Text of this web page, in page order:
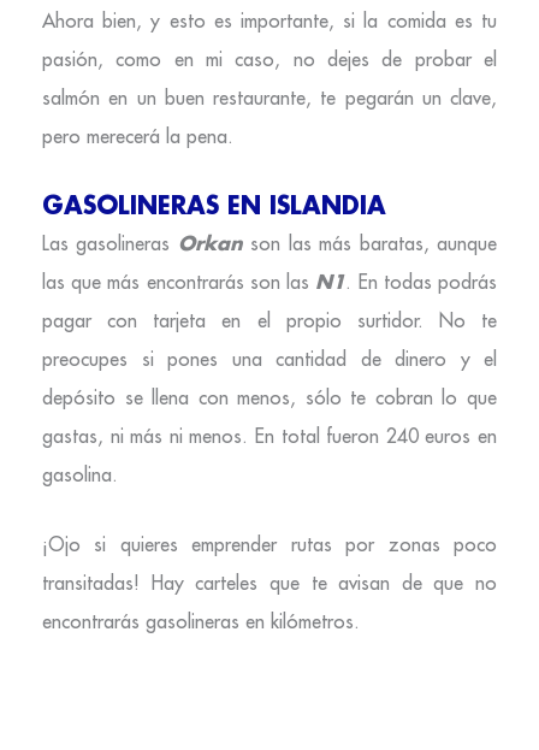
Ahora bien, y esto es importante, si la comida es tu
pasión, como en mi caso, no dejes de probar el
salmón en un buen restaurante, te pegarán un clave,
pero merecerá la pena.
GASOLINERAS EN ISLANDIA
Las gasolineras Orkanson las más baratas, aunque
las que más encontrarás son las N1. En todas podrás
pagar con tarjeta en el propio surtidor. No te
preocupes si pones una cantidad de dinero y el
depósito se llena con menos, sólo te cobran lo que
gastas, ni más ni menos. En total fueron 240 euros en
gasolina.
¡Ojo si quieres emprender rutas por zonas poco
transitadas! Hay carteles que te avisan de que no
encontrarás gasolineras en kilómetros.